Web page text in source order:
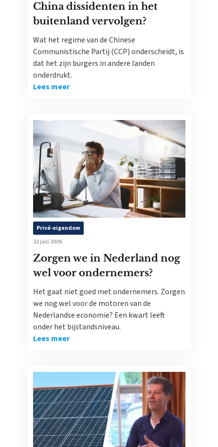
China dissidenten in het
buitenland vervolgen?
Wat het regime van de Chinese
Communistische Partij (CCP) onderscheidt, is
dat het zijn burgers in andere landen
onderdrukt.
Lees meer
Privé-eigendom
22 juli 2026
Zorgen we in Nederland nog
wel voor ondernemers?
Het gaat niet goed met ondernemers. Zorgen
we nog wel voor de motoren van de
Nederlandse economie? Een kwart leeft
onder het bijstandsniveau.
Lees meer